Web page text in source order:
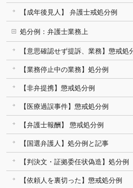
【成年後見人】 弁護士戒処分例
処分例：弁護士業務上
【意思確認せず提訴、業務】懲戒処
【業務停止中の業務】処分例
【非弁提携】懲戒処分例
【医療過誤事件】懲戒処分例
【弁護士報酬】 懲戒処分例
【国選弁護人】処分例と記事
【判決文・証拠委任状偽造】処分例
【依頼人を裏切った】懲戒処分例